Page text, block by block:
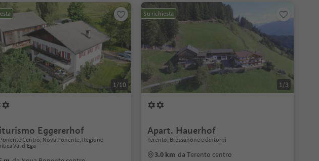
1/10
Eggererhof
Centro, Nova Ponente, Regione
Val d'Ega
Su richiesta
1/3
Apart. Hauerhof
Terento, Bressanone e dintorni
3.0 km da Terento centro